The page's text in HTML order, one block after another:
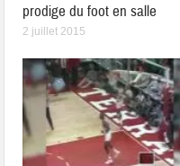
prodige du foot en salle
2 juillet 2015